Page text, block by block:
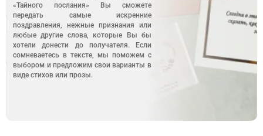
«Тайного послания» Вы сможете
передать самые искренние
поздравления, нежные признания или
любые другие слова, которые Вы бы
хотели донести до получателя. Если
сомневаетесь в тексте, мы поможем с
выбором и предложим свои варианты в
виде стихов или прозы.